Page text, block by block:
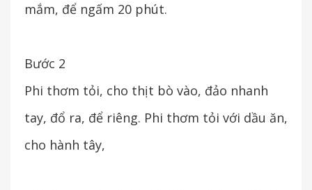
mắm, để ngấm 20 phút.
Bước 2
Phi thơm tỏi, cho thịt bò vào, đảo nhanh
tay, đổ ra, để riêng. Phi thơm tỏi với dầu ăn,
cho hành tây,